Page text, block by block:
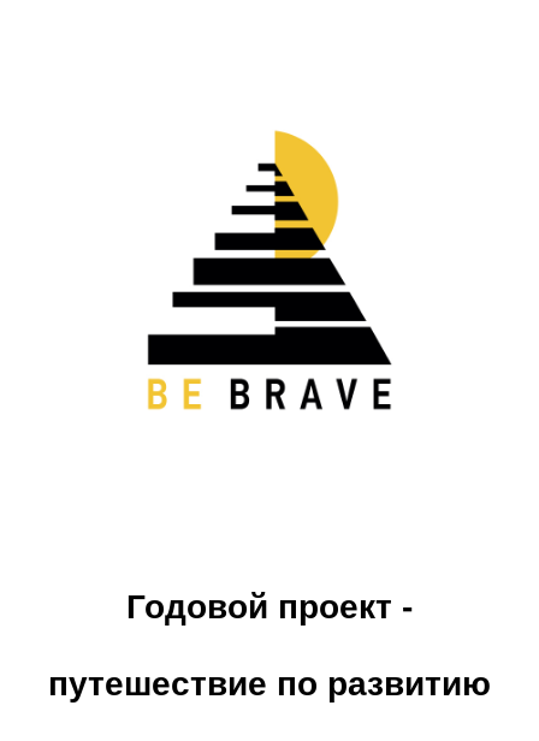
Годовой проект -
путешествие по развитию